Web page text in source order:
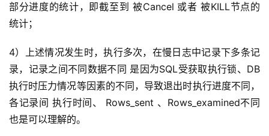
部分进度的统计，即截至到 被Cancel 或者 被KILL节点的
统计；
4）上述情况发生时，执行多次，在慢日志中记录下多条记
录，记录之间不同数据不同 是因为SQL受获取执行锁、DB
执行时压力情况等因素的不同，导致退出时执行进度不同，
各记录间 执行时间、 Rows_sent 、Rows_examined不同
也是可以理解的。